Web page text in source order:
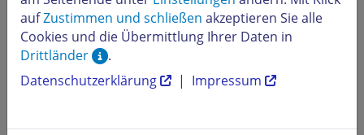
aufZustimmen und schließen akzeptieren Sie alle
Cookies und die Übermittlung Ihrer Daten in
Drittländer
.
Datenschutzerklärung
| Impressum